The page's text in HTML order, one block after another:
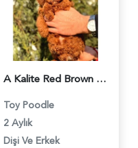
A Kalite Red Brown Toy Poodle Yavrumuz - 5480
Toy Poodle
2 Aylık
Dişi Ve Erkek